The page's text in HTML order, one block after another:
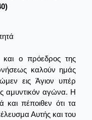
ο πρόεδρος της
καλούν ημάς
εις Άγιον υπέρ
αμυντικόν αγώνα. Η
και πέποιθεν ότι τα
Αυτής και του